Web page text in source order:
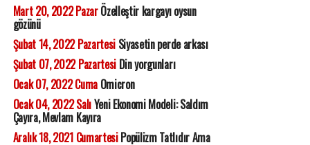
Mart 20, 2022 PazarÖzelleştir kargayı oysun
gözünü
Şubat 14, 2022 PazartesiSiyasetin perde arkası
Şubat 07, 2022 PazartesiDin yorgunları
Ocak 07, 2022 CumaOmicron
Ocak 04, 2022 SalıYeni Ekonomi Modeli: Saldım
Çayıra, Mevlam Kayıra
Aralık 18, 2021 CumartesiPopülizm Tatlıdır Ama